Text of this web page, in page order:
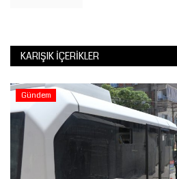
KARIŞIK İÇERIKLER
Gündem